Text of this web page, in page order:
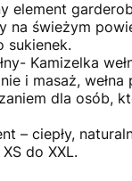
element
na świeżym
sukienek.
Kamizelka
i masaż,
dla osób,
– ciepły,
do XXL.